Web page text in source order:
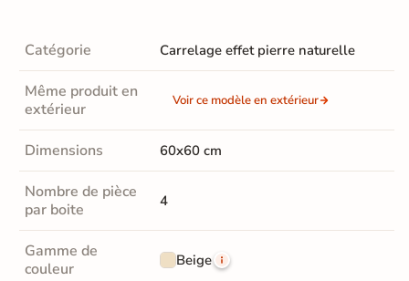
Catégorie Carrelage effet pierre naturelle
Même produit en
extérieur
Voir ce modèle en extérieur
Dimensions 60x60 cm
Nombre de pièce
par boite
4
Gamme de
couleur
Beige